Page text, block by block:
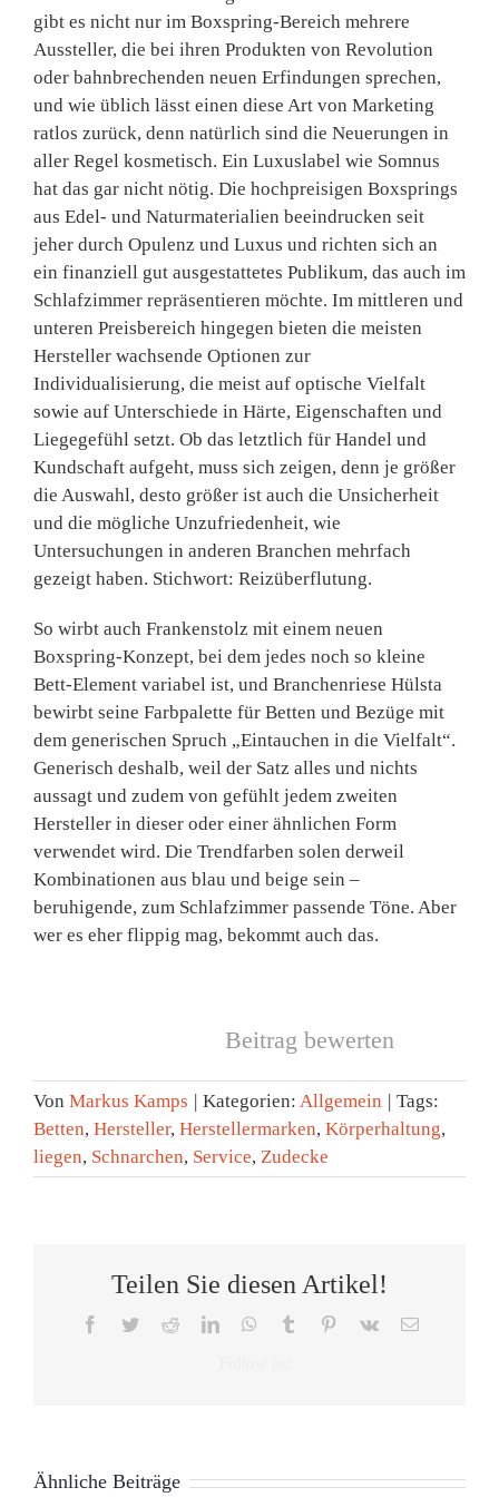
gibt es nicht nur im Boxspring-Bereich mehrere
Aussteller, die bei ihren Produkten von Revolution
oder bahnbrechenden neuen Erfindungen sprechen,
und wie üblich lässt einen diese Art von Marketing
ratlos zurück, denn natürlich sind die Neuerungen in
aller Regel kosmetisch. Ein Luxuslabel wie Somnus
hat das gar nicht nötig. Die hochpreisigen Boxsprings
aus Edel- und Naturmaterialien beeindrucken seit
jeher durch Opulenz und Luxus und richten sich an
ein finanziell gut ausgestattetes Publikum, das auch im
Schlafzimmer repräsentieren möchte. Im mittleren und
unteren Preisbereich hingegen bieten die meisten
Hersteller wachsende Optionen zur
Individualisierung, die meist auf optische Vielfalt
sowie auf Unterschiede in Härte, Eigenschaften und
Liegegefühl setzt. Ob das letztlich für Handel und
Kundschaft aufgeht, muss sich zeigen, denn je größer
die Auswahl, desto größer ist auch die Unsicherheit
und die mögliche Unzufriedenheit, wie
Untersuchungen in anderen Branchen mehrfach
gezeigt haben. Stichwort: Reizüberflutung.
So wirbt auch Frankenstolz mit einem neuen
Boxspring-Konzept, bei dem jedes noch so kleine
Bett-Element variabel ist, und Branchenriese Hülsta
bewirbt seine Farbpalette für Betten und Bezüge mit
dem generischen Spruch „Eintauchen in die Vielfalt“.
Generisch deshalb, weil der Satz alles und nichts
aussagt und zudem von gefühlt jedem zweiten
Hersteller in dieser oder einer ähnlichen Form
verwendet wird. Die Trendfarben solen derweil
Kombinationen aus blau und beige sein –
beruhigende, zum Schlafzimmer passende Töne. Aber
wer es eher flippig mag, bekommt auch das.
Beitrag bewerten
Von Markus Kamps Kategorien: Allgemein
Tags:
Betten, Hersteller, Herstellermarken, Körperhaltung,
liegen, Schnarchen, Service, Zudecke
Teilen Sie diesen Artikel!
Facebook
TwitterRedditLinkedInWhatsApp
Tumblr Pinterest
Vk
E-
Ähnliche Beiträge
wir
Warum